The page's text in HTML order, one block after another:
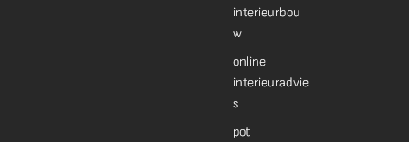
interieurbou
w
online
interieuradvie
s
pot